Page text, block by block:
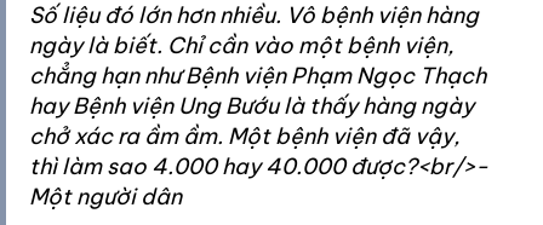
Số liệu đó lớn hơn nhiều. Vô bệnh viện hàng
ngày là biết. Chỉ cần vào một bệnh viện,
chẳng hạn như Bệnh viện Phạm Ngọc Thạch
hay Bệnh viện Ung Bướu là thấy hàng ngày
chở xác ra ầm ầm. Một bệnh viện đã vậy,
thì làm sao 4.000 hay 40.000 được?<br/>-
Một người dân